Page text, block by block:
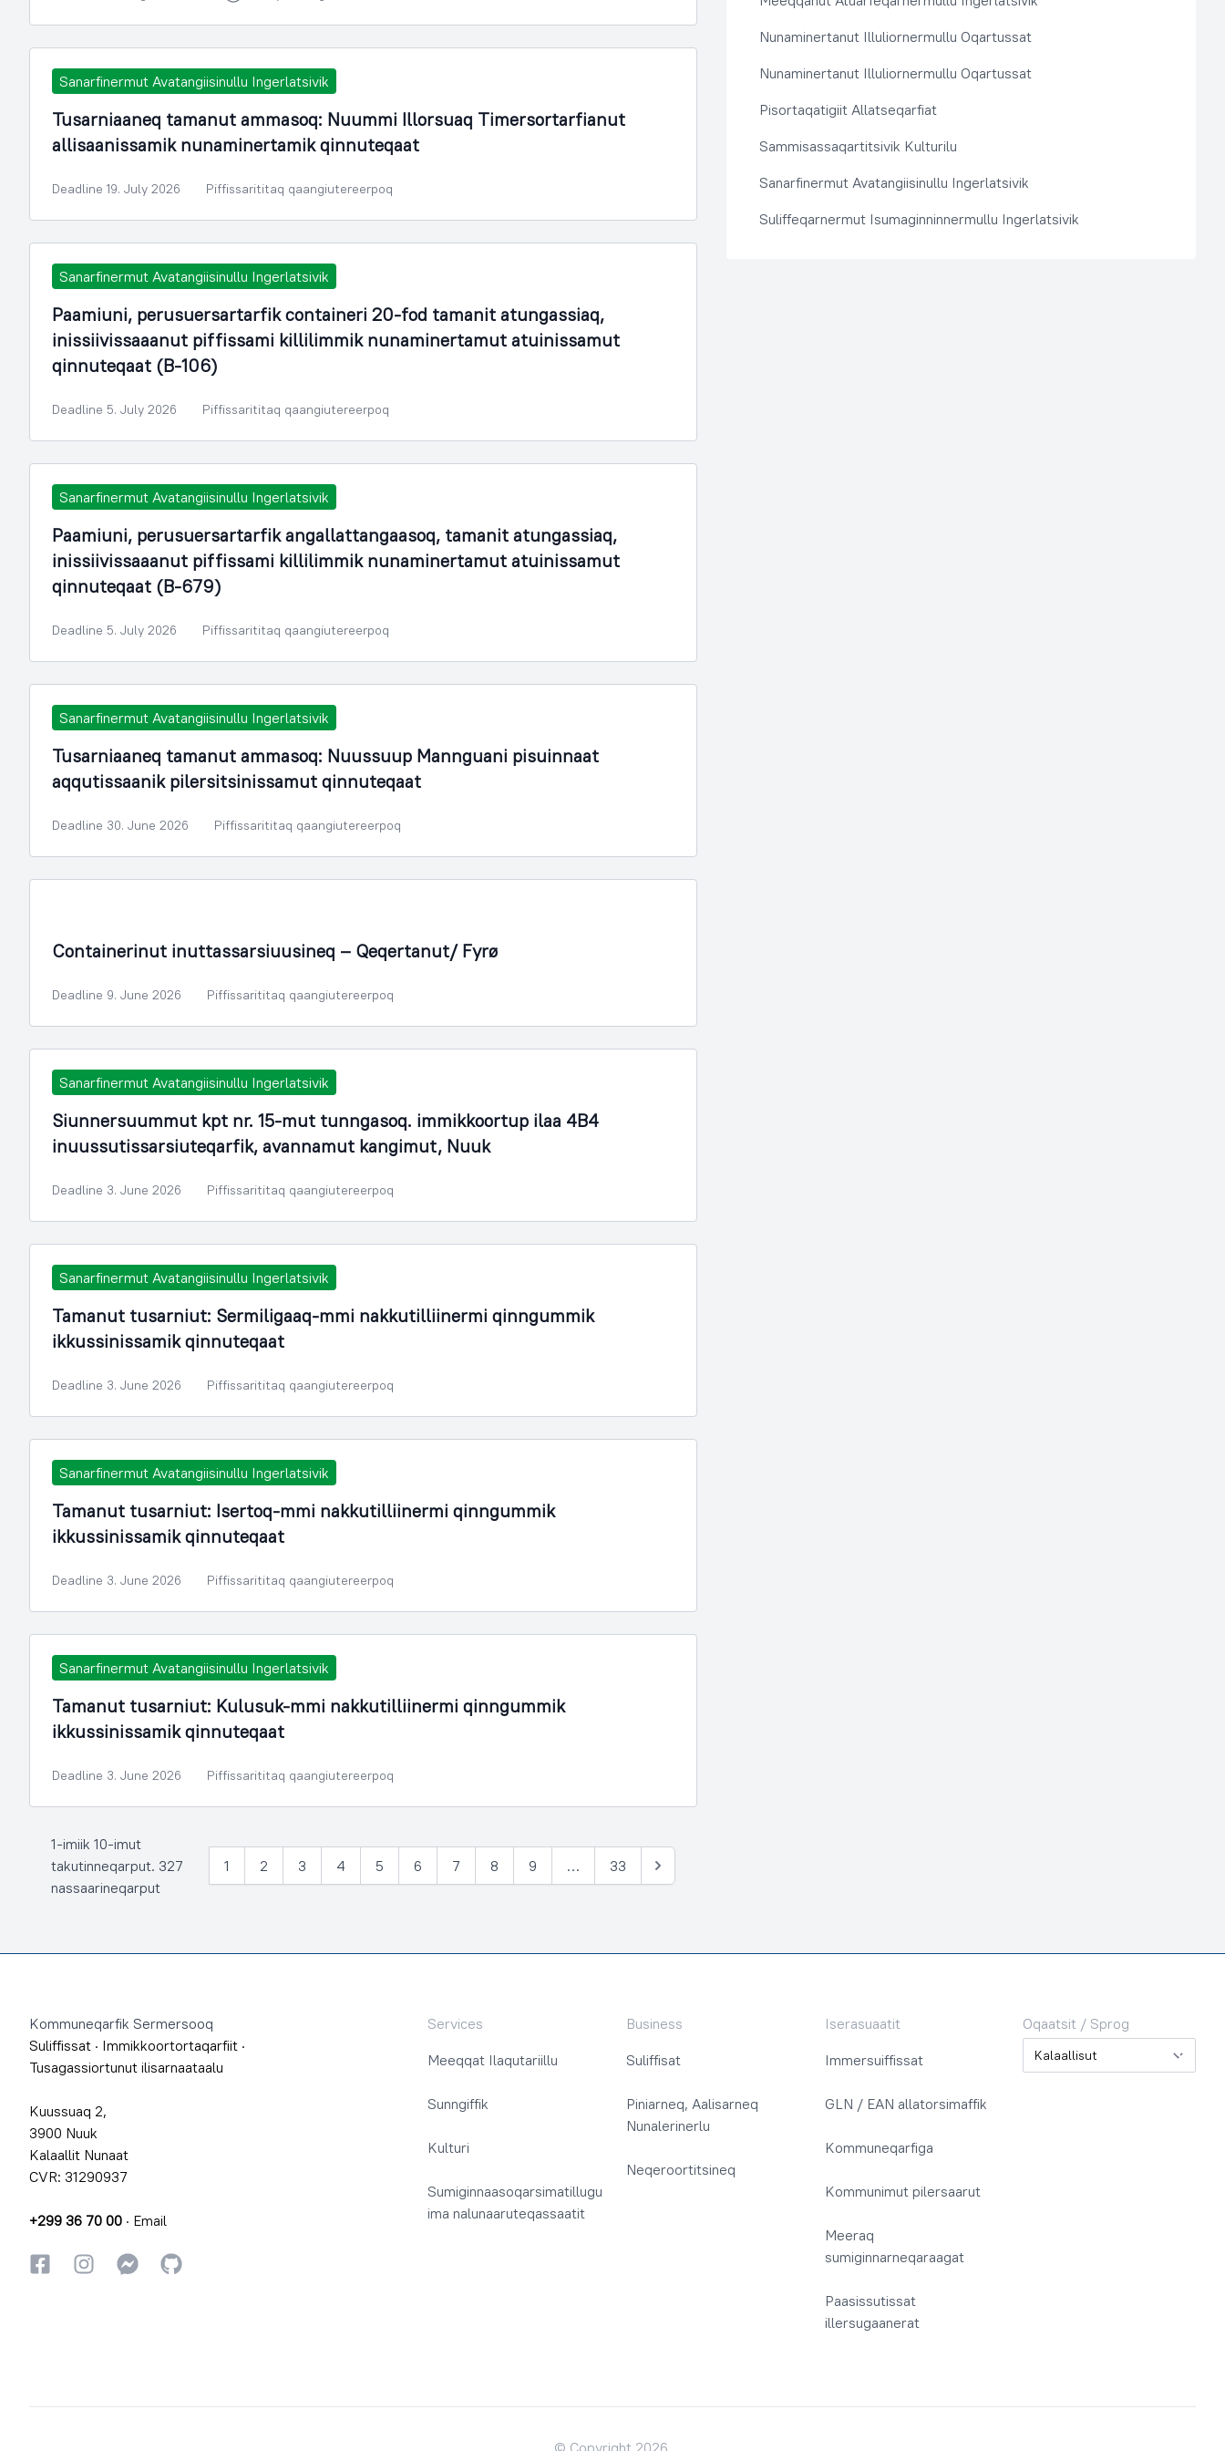
Sanarfinermut Avatangiisinullu Ingerlatsivik
Tusarniaaneq tamanut ammasoq: Nuummi Illorsuaq Timersortarfianut
allisaanissamik nunaminertamik qinnuteqaat
Deadline 19. July 2026 Piffissarititaq qaangiutereerpoq
Sanarfinermut Avatangiisinullu Ingerlatsivik
Paamiuni, perusuersartarfik containeri 20-fod tamanit atungassiaq,
inissiivissaaanut piffissami killilimmik nunaminertamut atuinissamut
qinnuteqaat (B-106)
Deadline 5. July 2026 Piffissarititaq qaangiutereerpoq
Sanarfinermut Avatangiisinullu Ingerlatsivik
Paamiuni, perusuersartarfik angallattangaasoq, tamanit atungassiaq,
inissiivissaaanut piffissami killilimmik nunaminertamut atuinissamut
qinnuteqaat (B-679)
Deadline 5. July 2026 Piffissarititaq qaangiutereerpoq
Sanarfinermut Avatangiisinullu Ingerlatsivik
Tusarniaaneq tamanut ammasoq: Nuussuup Mannguani pisuinnaat
aqqutissaanik pilersitsinissamut qinnuteqaat
Deadline 30. June 2026 Piffissarititaq qaangiutereerpoq
Containerinut inuttassarsiuusineq – Qeqertanut/ Fyrø
Deadline 9. June 2026 Piffissarititaq qaangiutereerpoq
Sanarfinermut Avatangiisinullu Ingerlatsivik
Siunnersuummut kpt nr. 15-mut tunngasoq. immikkoortup ilaa 4B4
inuussutissarsiuteqarfik, avannamut kangimut, Nuuk
Deadline 3. June 2026 Piffissarititaq qaangiutereerpoq
Sanarfinermut Avatangiisinullu Ingerlatsivik
Tamanut tusarniut: Sermiligaaq-mmi nakkutilliinermi qinngummik
ikkussinissamik qinnuteqaat
Deadline 3. June 2026 Piffissarititaq qaangiutereerpoq
Sanarfinermut Avatangiisinullu Ingerlatsivik
Tamanut tusarniut: Isertoq-mmi nakkutilliinermi qinngummik
ikkussinissamik qinnuteqaat
Deadline 3. June 2026 Piffissarititaq qaangiutereerpoq
Sanarfinermut Avatangiisinullu Ingerlatsivik
Tamanut tusarniut: Kulusuk-mmi nakkutilliinermi qinngummik
ikkussinissamik qinnuteqaat
Deadline 3. June 2026 Piffissarititaq qaangiutereerpoq
1-imiik 10-imut
takutinneqarput. 327
nassaarineqarput
1 2 3 4 5 6 7 8 9 … 33
Tullia
Nunaminertanut Illuliornermullu Oqartussat
Nunaminertanut Illuliornermullu Oqartussat
Pisortaqatigiit Allatseqarfiat
Sammisassaqartitsivik Kulturilu
Sanarfinermut Avatangiisinullu Ingerlatsivik
Suliffeqarnermut Isumaginninnermullu Ingerlatsivik
Kommuneqarfik Sermersooq
Suliffissat · Immikkoortortaqarfiit ·
Tusagassiortunut ilisarnaataalu
Kuussuaq 2,
3900 Nuuk
Kalaallit Nunaat
CVR: 31290937
+299 36 70 00 · Email
FacebookkiInstagrammiInstagrammi
GitHub
Services
Meeqqat Ilaqutariillu
Sunngiffik
Kulturi
Sumiginnaasoqarsimatillugu
ima nalunaaruteqassaatit
Business
Suliffisat
Piniarneq, Aalisarneq
Nunalerinerlu
Neqeroortitsineq
Iserasuaatit
Immersuiffissat
GLN / EAN allatorsimaffik
Kommuneqarfiga
Kommunimut pilersaarut
Meeraq
sumiginnarneqaraagat
Paasissutissat
illersugaanerat
Oqaatsit / Sprog
Oqaatsit / Sprog
© Copyright 2026.